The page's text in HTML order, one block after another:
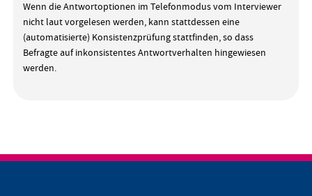
Wenn die Antwortoptionen im Telefonmodus vom Interviewer
nicht laut vorgelesen werden, kann stattdessen eine
(automatisierte) Konsistenzprüfung stattfinden, so dass
Befragte auf inkonsistentes Antwortverhalten hingewiesen
werden.